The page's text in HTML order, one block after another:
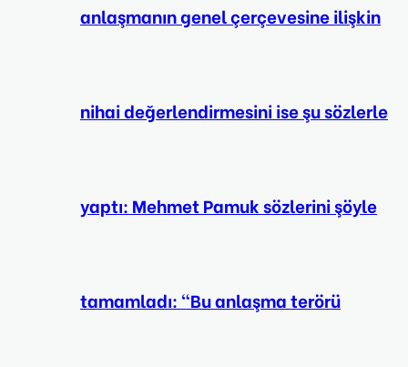
anlaşmanın genel çerçevesine ilişkin
nihai değerlendirmesini ise şu sözlerle
yaptı: Mehmet Pamuk sözlerini şöyle
tamamladı: “Bu anlaşma terörü